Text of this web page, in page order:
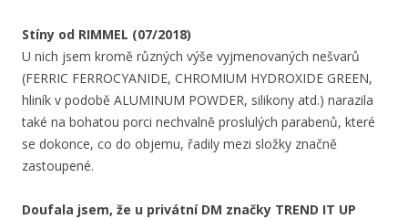
Stíny od RIMMEL (07/2018)
U nich jsem kromě různých výše vyjmenovaných nešvarů
(FERRIC FERROCYANIDE, CHROMIUM HYDROXIDE GREEN,
hliník v podobě ALUMINUM POWDER, silikony atd.) narazila
také na bohatou porci nechvalně proslulých parabenů, které
se dokonce, co do objemu, řadily mezi složky značně
zastoupené.
Doufala jsem, že u privátní DM značky TREND IT UP